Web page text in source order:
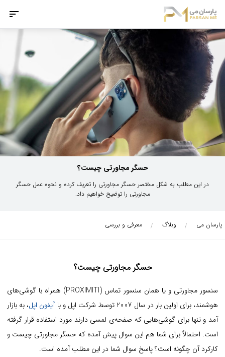
حسگر مجاورتی چیست؟
در این مطلب به شکل مختصر حسگر مجاورتی را تعریف کرده و نحوه عمل حسگر
مجاورتی را توضیح خواهیم داد.
پارسان می وبلاگ معرفی و بررسی
حسگر مجاورتی چیست؟
سنسور مجاورتی و یا همان سنسور تماس (PROXIMITI) همراه با گوشی‌های
هوشمند، برای اولین بار در سال 2007 توسط شرکت اپل و با
آیفون اپل، به بازار
آمد و تنها برای گوشی‌هایی که صفحه‌ی لمسی دارند مورد استفاده قرار گرفته
است. احتمالاً برای شما هم این سوال پیش آمده که حسگر مجاورتی چیست و
کارکرد آن چگونه است؟ پاسخ سوال شما در این مطلب آمده است.